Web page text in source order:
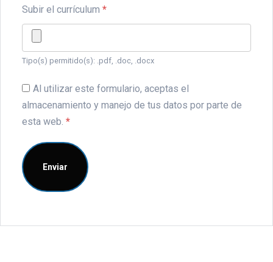
Subir el currículum *
Tipo(s) permitido(s): .pdf, .doc, .docx
Al utilizar este formulario, aceptas el
almacenamiento y manejo de tus datos por parte de
esta web. *